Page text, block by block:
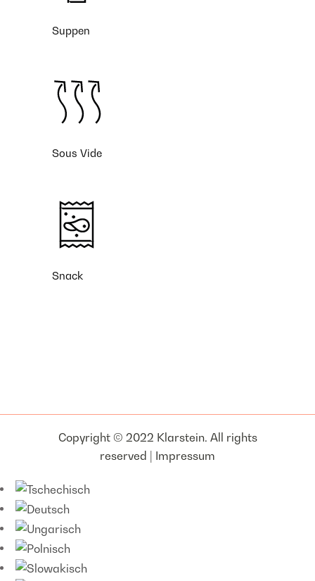
Suppen
Sous Vide
Snack
Copyright © 2022 Klarstein. All rights
reserved | Impressum